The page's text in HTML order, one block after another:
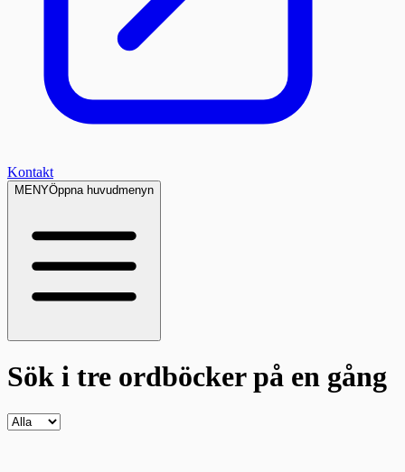
Kontakt
MENYÖppna huvudmenyn
Sök i tre ordböckerpå en gång